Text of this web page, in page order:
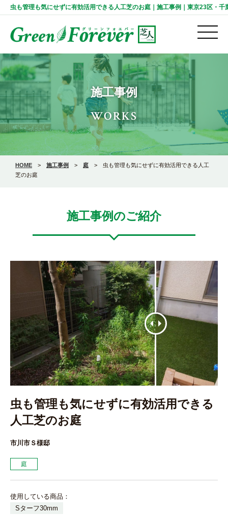
虫も管理も気にせずに有効活用できる人工芝のお庭｜施工事例｜東京23区・
施工事例
WORKS
HOME > 施工事例 > 庭 > 虫も管理も気にせずに有効活用できる人工
芝のお庭
施工事例のご紹介
虫も管理も気にせずに有効活用できる
人工芝のお庭
市川市Ｓ様邸
庭
使用している商品：
Sターフ30mm